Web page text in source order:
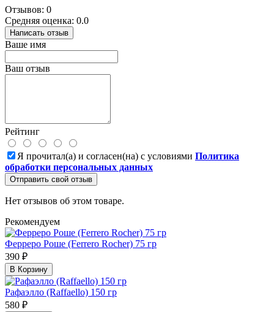
Отзывов: 0
Средняя оценка: 0.0
Написать отзыв
Ваше имя
Ваш отзыв
Рейтинг
Я прочитал(а) и согласен(на) с условиями Политика
обработки персональных данных
Отправить свой отзыв
Нет отзывов об этом товаре.
Рекомендуем
Ферреро Роше (Ferrero Rocher) 75 гр
390 ₽
В Корзину
Рафаэлло (Raffaello) 150 гр
580 ₽